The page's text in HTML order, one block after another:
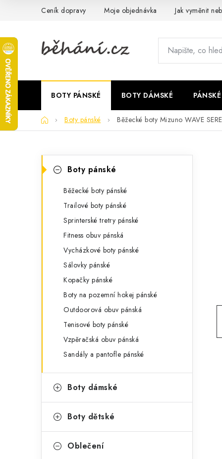
Ceník dopravy Moje objednávka Jak vyměnit
BOTY PÁNSKÉ BOTY DÁMSKÉ
DomůBoty pánské Běžecké boty Mizuno WAVE
P
n
l
kategorie
K
a
Boty pánské
Běžecké boty pánské
Trailové boty pánské
Sprinterské tretry pánské
Fitness obuv pánská
Vycházkové boty pánské
Sálovky pánské
Kopačky pánské
Boty na pozemní hokej pánské
Outdoorová obuv pánská
Tenisové boty pánské
Vzpěračská obuv pánská
Sandály a pantofle pánské
Boty dámské
Boty dětské
Oblečení